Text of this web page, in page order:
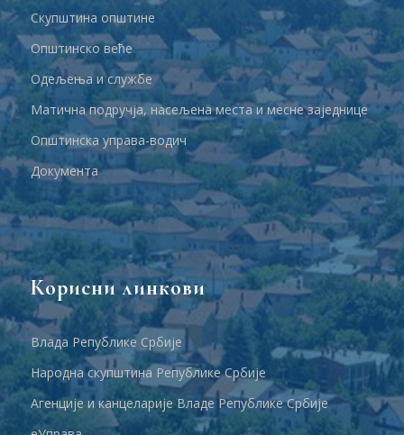
Скупштина општине
Општинско веће
Одељења и службе
Матична подручја, насељена места и месне заједнице
Општинска управа-водич
Документа
Корисни линкови
Влада Републике Србије
Народна скупштина Републике Србије
Агенције и канцеларије Владе Републике Србије